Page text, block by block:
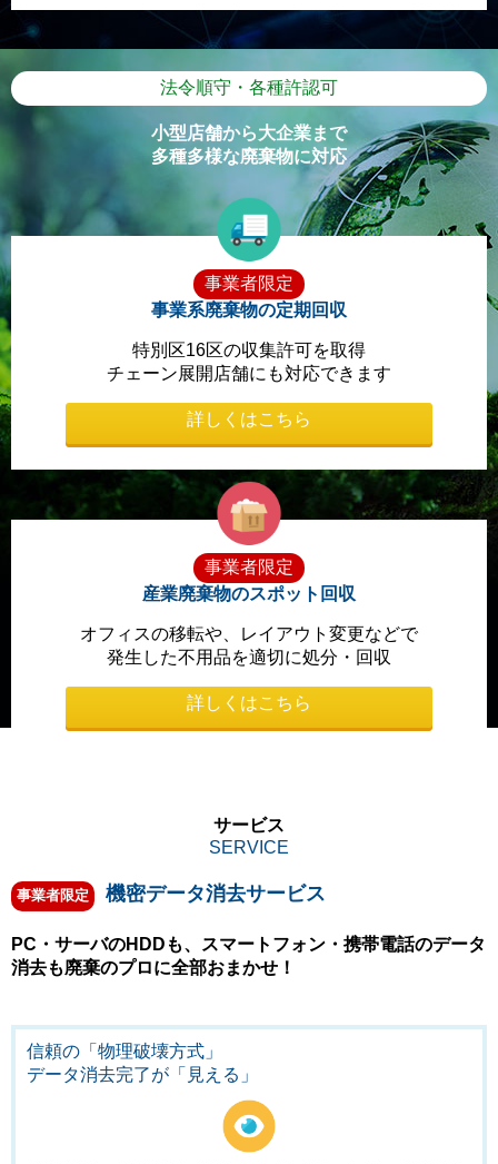
法令順守・各種許認可
小型店舗から大企業まで
多種多様な廃棄物に対応
事業者限定
事業系廃棄物の定期回収
特別区16区の収集許可を取得
チェーン展開店舗にも対応できます
詳しくはこちら
事業者限定
産業廃棄物のスポット回収
オフィスの移転や、レイアウト変更などで
発生した不用品を適切に処分・回収
詳しくはこちら
サービス
SERVICE
事業者限定 機密データ消去サービス
PC・サーバのHDDも、スマートフォン・携帯電話のデータ
消去も廃棄のプロに全部おまかせ！
信頼の「物理破壊方式」
データ消去完了が「見える」